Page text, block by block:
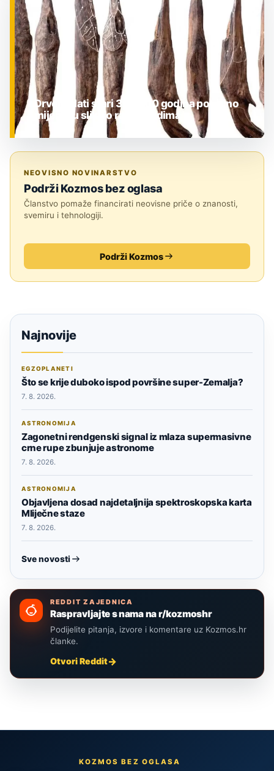
Drveni alati stari 300.000 godina potpuno
mijenjaju sliku o ranim ljudima
NEOVISNO NOVINARSTVO
Podrži Kozmos bez oglasa
Članstvo pomaže financirati neovisne priče o znanosti,
svemiru i tehnologiji.
Podrži Kozmos
Najnovije
EGZOPLANETI
Što se krije duboko ispod površine super-Zemalja?
7. 8. 2026.
ASTRONOMIJA
Zagonetni rendgenski signal iz mlaza supermasivne
crne rupe zbunjuje astronome
7. 8. 2026.
ASTRONOMIJA
Objavljena dosad najdetaljnija spektroskopska karta
Mliječne staze
7. 8. 2026.
Sve novosti
REDDIT ZAJEDNICA
Raspravljajte s nama na r/kozmoshr
Podijelite pitanja, izvore i komentare uz Kozmos.hr
članke.
Otvori Reddit
KOZMOS BEZ OGLASA